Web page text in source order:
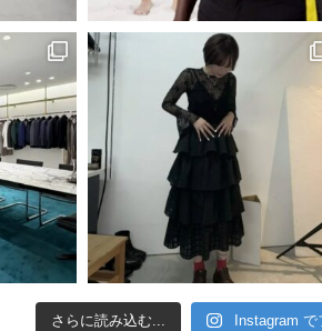
さらに読み込む... Instagram